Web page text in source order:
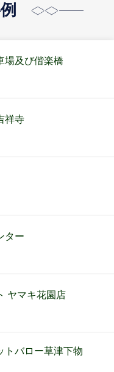
場及び偕楽橋
祥寺
ター
ヤマキ花園店
トバロー草津下物